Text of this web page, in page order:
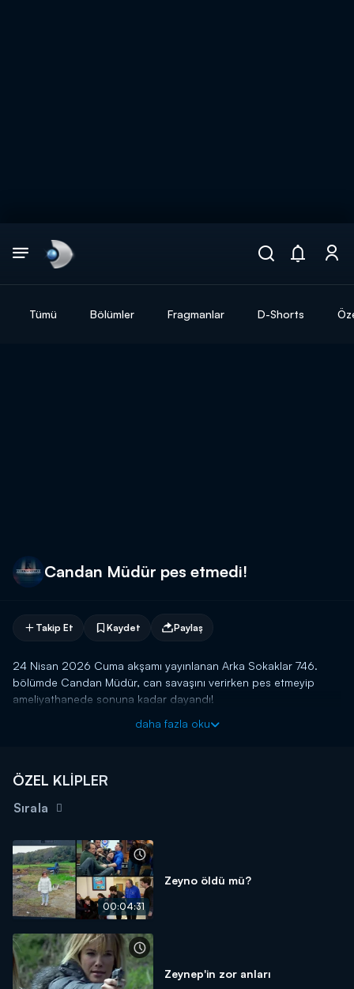
Tümü Bölümler Fragmanlar D-Shorts
Candan Müdür pes etmedi!
Takip Et Kaydet Paylaş
24 Nisan 2026 Cuma akşamı yayınlanan Arka Sokaklar 746.
bölümde Candan Müdür, can savaşını verirken pes etmeyip
ameliyathanede sonuna kadar dayandı!
Arka Sokaklar yeni bölümüyle cuma akşamı 20.00'da Kanal
daha fazla oku
ÖZEL KLİPLER
Sırala
00:04:31
Zeyno öldü mü?
Zeynep'in zor anları